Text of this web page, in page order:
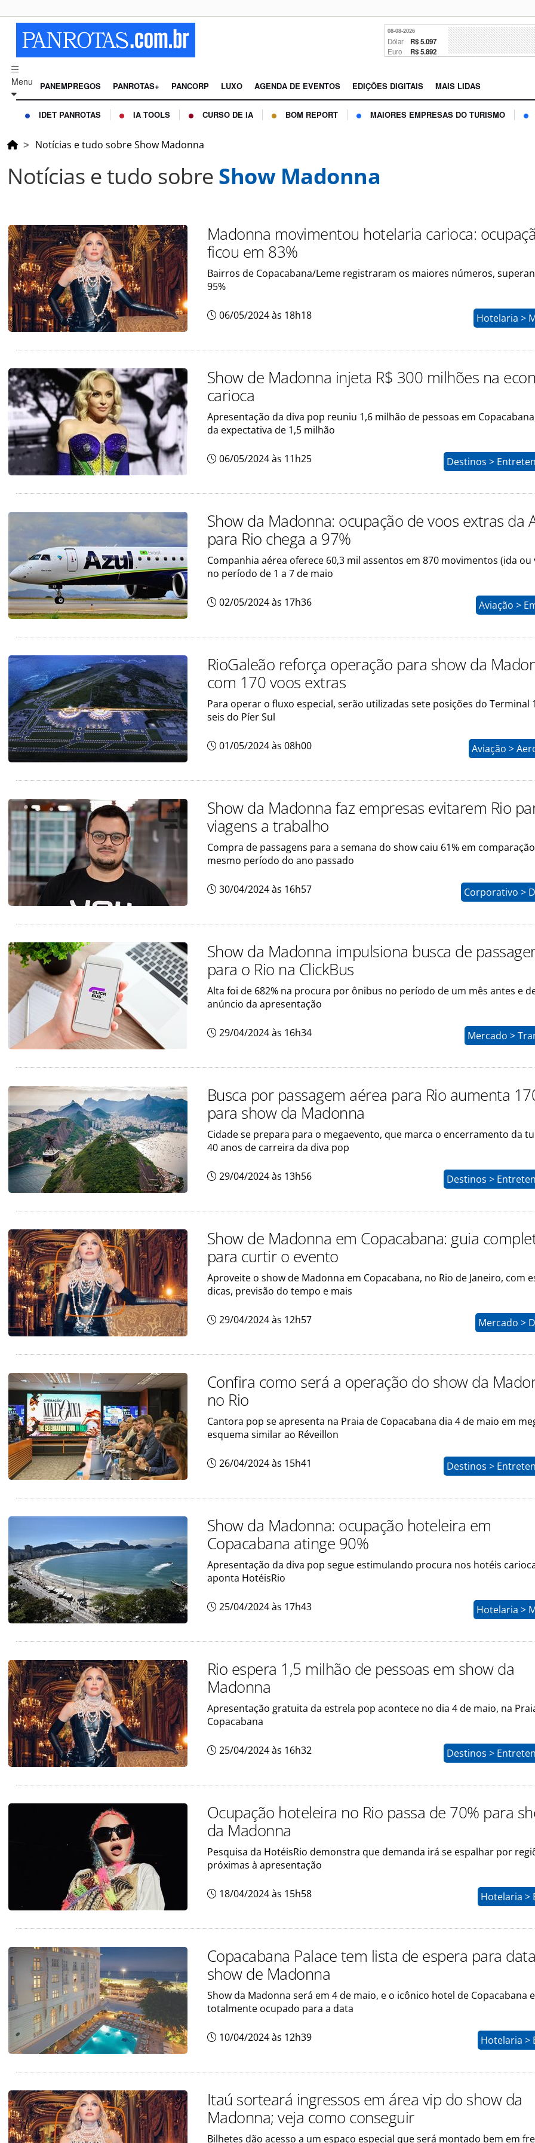
08-08-2026
Dólar R$ 5.097
Euro R$ 5.892
Menu PANEMPREGOS PANROTAS+ PANCORP LUXO AGENDA DE EVENTOS EDIÇÕES DIGITAIS MAIS LIDAS
IDET PANROTAS IA TOOLS CURSO DE IA BOM REPORT MAIORES EMPRESAS DO TURISMO
Notícias e tudo sobre Show Madonna
Notícias e tudo sobre Show Madonna
Madonna movimentou hotelaria carioca:
ficou em 83%
Bairros de Copacabana/Leme registraram os maiores números,
95%
06/05/2024 às 18h18 Hotelaria >
Show de Madonna injeta R$ 300 milhões na
carioca
Apresentação da diva pop reuniu 1,6 milhão de pessoas em
da expectativa de 1,5 milhão
06/05/2024 às 11h25 Destinos >
Show da Madonna: ocupação de voos extras da
para Rio chega a 97%
Companhia aérea oferece 60,3 mil assentos em 870 movimentos (ida ou
no período de 1 a 7 de maio
02/05/2024 às 17h36 Aviação >
RioGaleão reforça operação para show da
com 170 voos extras
Para operar o fluxo especial, serão utilizadas sete posições do Terminal
seis do Píer Sul
01/05/2024 às 08h00 Aviação >
Show da Madonna faz empresas evitarem Rio
viagens a trabalho
Compra de passagens para a semana do show caiu 61% em
mesmo período do ano passado
30/04/2024 às 16h57 Corporativo >
Show da Madonna impulsiona busca de
para o Rio na ClickBus
Alta foi de 682% na procura por ônibus no período de um mês antes e
anúncio da apresentação
29/04/2024 às 16h34 Mercado >
Busca por passagem aérea para Rio aumenta
para show da Madonna
Cidade se prepara para o megaevento, que marca o encerramento da
40 anos de carreira da diva pop
29/04/2024 às 13h56 Destinos >
Show de Madonna em Copacabana: guia
para curtir o evento
Aproveite o show de Madonna em Copacabana, no Rio de Janeiro, com
dicas, previsão do tempo e mais
29/04/2024 às 12h57 Mercado >
Confira como será a operação do show da
no Rio
Cantora pop se apresenta na Praia de Copacabana dia 4 de maio em
esquema similar ao Réveillon
26/04/2024 às 15h41 Destinos >
Show da Madonna: ocupação hoteleira em
Copacabana atinge 90%
Apresentação da diva pop segue estimulando procura nos hotéis
aponta HotéisRio
25/04/2024 às 17h43 Hotelaria >
Rio espera 1,5 milhão de pessoas em show da
Madonna
Apresentação gratuita da estrela pop acontece no dia 4 de maio, na
Copacabana
25/04/2024 às 16h32 Destinos >
Ocupação hoteleira no Rio passa de 70% para
da Madonna
Pesquisa da HotéisRio demonstra que demanda irá se espalhar por
próximas à apresentação
18/04/2024 às 15h58 Hotelaria >
Copacabana Palace tem lista de espera para
show de Madonna
Show da Madonna será em 4 de maio, e o icônico hotel de Copacabana
totalmente ocupado para a data
10/04/2024 às 12h39 Hotelaria >
Itaú sorteará ingressos em área vip do show da
Madonna; veja como conseguir
Bilhetes dão acesso a um espaço especial que será montado bem em